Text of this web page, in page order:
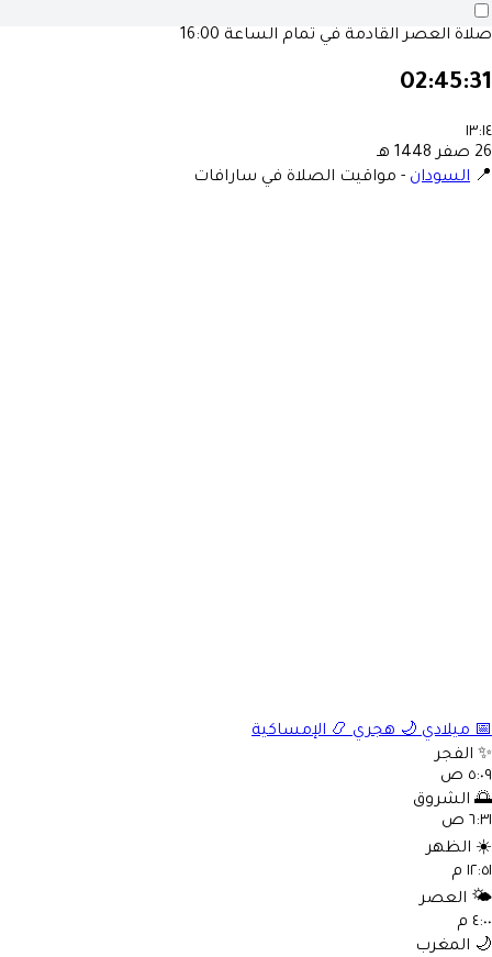
صلاة العصر القادمة في تمام الساعة 16:00
02:45:31
١٣:١٤
26 صفر 1448 هـ
📍 السودان - مواقيت الصلاة في سارافات
📅 ميلادي 🌙 هجري 📿 الإمساكية
✨ الفجر
٥:٠٩ ص
🌅 الشروق
٦:٣١ ص
☀️ الظهر
١٢:٥١ م
🌤️ العصر
٤:٠٠ م
🌙 المغرب